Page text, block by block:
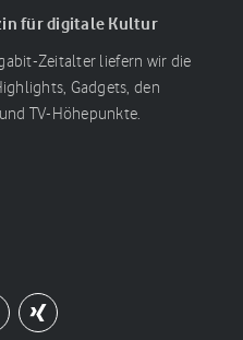
für digitale Kultur
Zeitalter liefern wir die
Gadgets, den
TV-Höhepunkte.